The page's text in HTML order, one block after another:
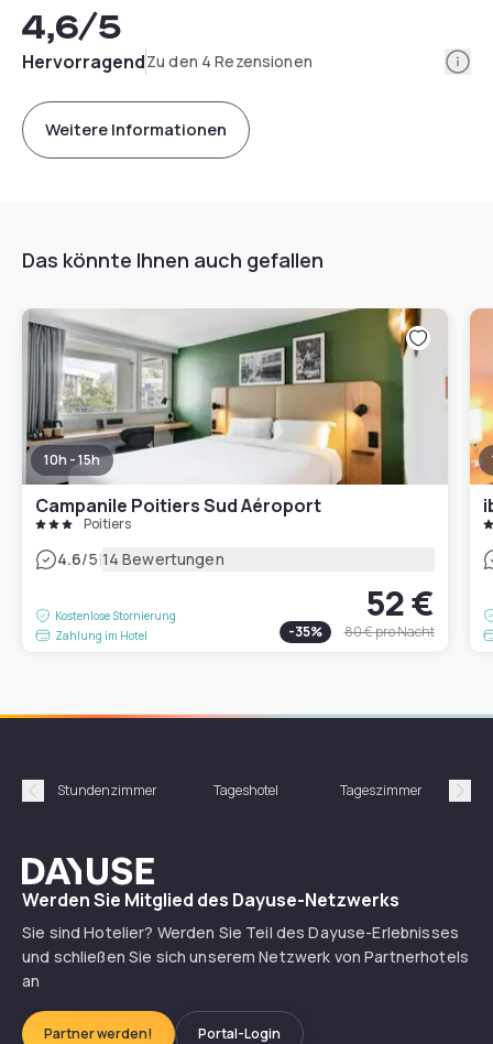
4,6/5
HervorragendZu den 4 Rezensionen
Weitere Informationen
Das könnte Ihnen auch gefallen
10h - 15h
Campanile Poitiers Sud Aéroport
Poitiers
4.6/5|14 Bewertungen
Kostenlose Stornierung
Zahlung im Hotel
52 €
-35% 80 €pro Nacht
Précédent
Stundenzimmer Tageshotel Tageszimmer
Dayuse
Werden Sie Mitglied des Dayuse-Netzwerks
Sie sind Hotelier? Werden Sie Teil des Dayuse-Erlebnisses
und schließen Sie sich unserem Netzwerk von Partnerhotels
an
Partner werden! Portal-Login